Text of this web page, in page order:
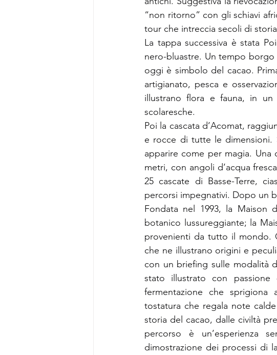
“non ritorno” con gli schiavi
tour che intreccia secoli di
La tappa successiva è stata
nero-bluastre. Un tempo
oggi è simbolo del cacao.
artigianato, pesca e
illustrano flora e fauna, in
scolaresche.
Poi la cascata d’Acomat,
e rocce di tutte le dimensioni.
apparire come per magia. Una
metri, con angoli d’acqua
25 cascate di Basse-Terre,
percorsi impegnativi. Dopo un
Fondata nel 1993, la
botanico lussureggiante; la
provenienti da tutto il mondo.
che ne illustrano origini e
con un briefing sulle modalità
stato illustrato con
fermentazione che sprigiona
tostatura che regala note
storia del cacao, dalle civiltà
percorso è un’esperienza
dimostrazione dei processi di